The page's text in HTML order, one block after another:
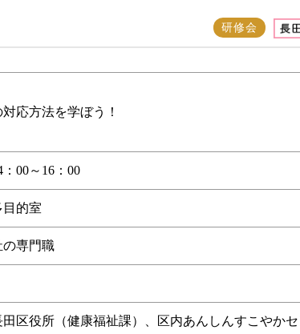
研修会
応方法を学ぼう！
00～16：00
的室
の専門職
区役所（健康福祉課）、区内あんしんすこやか